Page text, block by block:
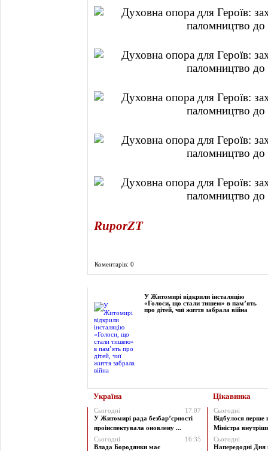
RuporZT
Коментарів: 0
У Житомирі відкрили інсталяцію
«Голоси, що стали тишею» в пам’ять
про дітей, чиї життя забрала війна
Україна Цікавинка
Сьогодні
17:07
У Житомирі рада безбар’єрності
проінспектувала оновлену ...
Сьогодні
16:35
Влада Бородянки має
Сьогодні
Відбулося перше
Міністра
Сьогодні
Напередодні Дня